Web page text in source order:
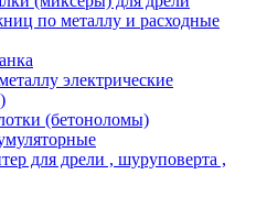
по металлу и расходные
электрические
(бетоноломы)
для дрели , шуруповерта ,